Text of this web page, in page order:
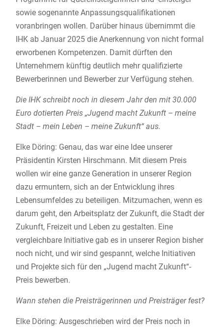
sowie sogenannte Anpassungsqualifikationen
voranbringen wollen. Darüber hinaus übernimmt die
IHK ab Januar 2025 die Anerkennung von nicht formal
erworbenen Kompetenzen. Damit dürften den
Unternehmern künftig deutlich mehr qualifizierte
Bewerberinnen und Bewerber zur Verfügung stehen.
Die IHK schreibt noch in diesem Jahr den mit 30.000
Euro dotierten Preis „Jugend macht Zukunft – meine
Stadt – mein Leben – meine Zukunft“ aus.
Elke Döring: Genau, das war eine Idee unserer
Präsidentin Kirsten Hirschmann. Mit diesem Preis
wollen wir eine ganze Generation in unserer Region
dazu ermuntern, sich an der Entwicklung ihres
Lebensumfeldes zu beteiligen. Mitzumachen, wenn es
darum geht, den Arbeitsplatz der Zukunft, die Stadt der
Zukunft, Freizeit und Leben zu gestalten. Eine
vergleichbare Initiative gab es in unserer Region bisher
noch nicht, und wir sind gespannt, welche Initiativen
und Projekte sich für den „Jugend macht Zukunft“-
Preis bewerben.
Wann stehen die Preisträgerinnen und Preisträger fest?
Elke Döring: Ausgeschrieben wird der Preis noch in